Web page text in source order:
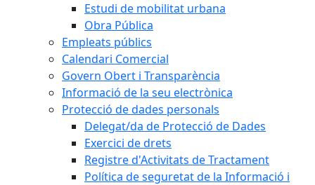
Estudi de mobilitat urbana
Obra Pública
Empleats públics
Calendari Comercial
Govern Obert i Transparència
Informació de la seu electrònica
Protecció de dades personals
Delegat/da de Protecció de Dades
Exercici de drets
Registre d'Activitats de Tractament
Política de seguretat de la Informació i